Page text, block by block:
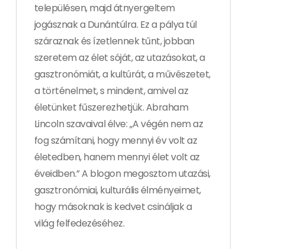
településen, majd átnyergeltem
jogásznak a Dunántúlra. Ez a pálya túl
száraznak és ízetlennek tűnt, jobban
szeretem az élet sóját, az utazásokat, a
gasztronómiát, a kultúrát, a művészetet,
a történelmet, s mindent, amivel az
életünket fűszerezhetjük. Abraham
Lincoln szavaival élve: „A végén nem az
fog számítani, hogy mennyi év volt az
életedben, hanem mennyi élet volt az
éveidben.” A blogon megosztom utazási,
gasztronómiai, kulturális élményeimet,
hogy másoknak is kedvet csináljak a
világ felfedezéséhez.